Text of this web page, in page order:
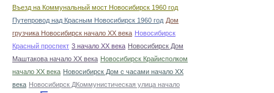
Въезд на Коммунальный мост Новосибирск 1960 год
Путепровод над Красным Новосибирск 1960 год Дом
грузчика Новосибирск начало ХХ века Новосибирск
Красный проспект 3 начало ХХ века Новосибирск Дом
Маштакова начало ХХ века Новосибирск Крайисполком
начало ХХ века Новосибирск Дом с часами начало ХХ
века Новосибирск ДКоммунистическая улица начало